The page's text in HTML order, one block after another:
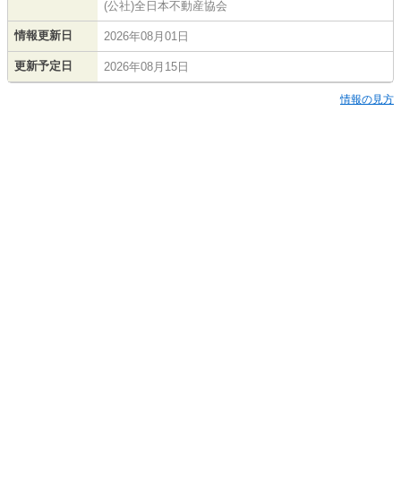
(公社)全日本不動産協会
情報更新日 2026年08月01日
更新予定日 2026年08月15日
情報の見方